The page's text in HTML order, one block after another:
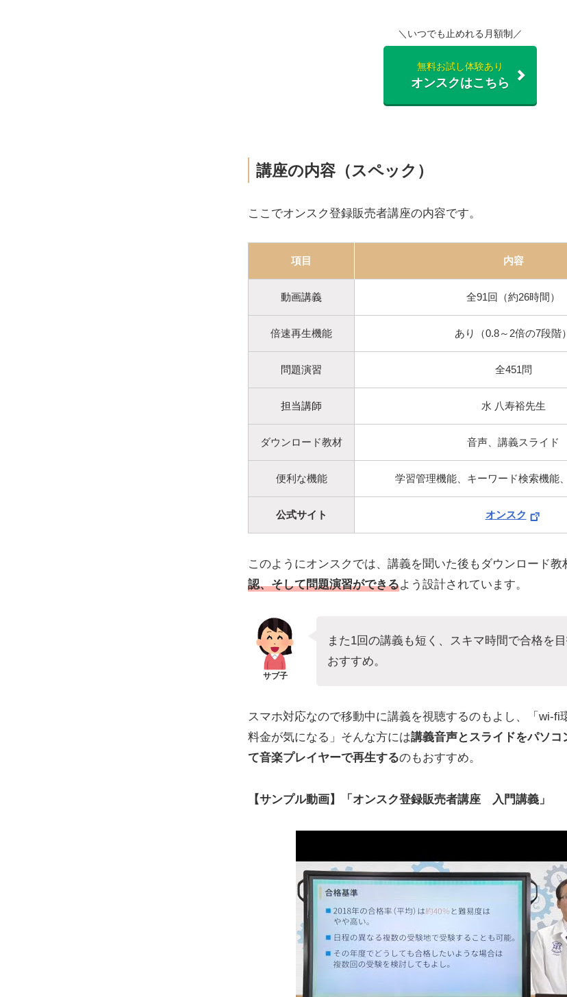
＼いつでも止めれる月額制／
無料お試し体験あり
オンスクはこちら
講座の内容（スペック）
ここでオンスク登録販売者講座の内容です。
項目 内容
動画講義 全91回（約26時間）
倍速再生機能 あり（0.8～2倍の7段階）
問題演習 全451問
担当講師 水 八寿裕先生
ダウンロード教材 音声、講義スライド
便利な機能 学習管理機能、キーワード検索機能
公式サイト オンスク
このようにオンスクでは、講義を聞いた後もダウンロード教
認、そして問題演習ができるよう設計されています。
サブ子
また1回の講義も短く、スキマ時間で合格を
おすすめ。
スマホ対応なので移動中に講義を視聴するのもよし、「wi-fi
料金が気になる」そんな方には講義音声とスライドをパソコ
て音楽プレイヤーで再生するのもおすすめ。
【サンプル動画】「オンスク登録販売者講座 入門講義」